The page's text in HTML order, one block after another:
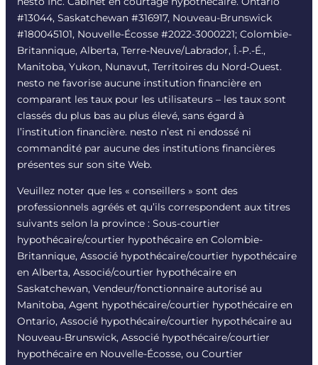
#13044, Saskatchewan #316917, Nouveau-Brunswick
#180045101, Nouvelle-Écosse #2022-3000221; Colombie-
Britannique, Alberta, Terre-Neuve/Labrador, Î.-P.-É.,
Manitoba, Yukon, Nunavut, Territoires du Nord-Ouest.
nesto ne favorise aucune institution financière en
comparant les taux pour les utilisateurs – les taux sont
classés du plus bas au plus élevé, sans égard à
l’institution financière. nesto n’est ni endossé ni
commandité par aucune des institutions financières
présentes sur son site Web.
Veuillez noter que les « conseillers » sont des
professionnels agréés et qu’ils correspondent aux titres
suivants selon la province : Sous-courtier
hypothécaire/courtier hypothécaire en Colombie-
Britannique, Associé hypothécaire/courtier hypothécaire
en Alberta, Associé/courtier hypothécaire en
Saskatchewan, Vendeur/fonctionnaire autorisé au
Manitoba, Agent hypothécaire/courtier hypothécaire en
Ontario, Associé hypothécaire/courtier hypothécaire au
Nouveau-Brunswick, Associé hypothécaire/courtier
hypothécaire en Nouvelle-Écosse, ou Courtier